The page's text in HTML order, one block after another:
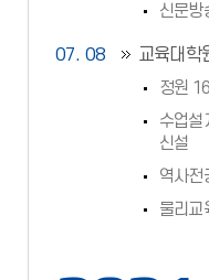
신문
07. 08
교육대학
정원
수업설
신설
역사전
물리교